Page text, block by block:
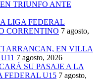
TRIUNFO ANTE
LIGA FEDERAL
CORRENTINO 7 agosto,
ARRANCAN, EN VILLA
7 agosto, 2026
SU PASAJE A LA
FEDERAL U15 7 agosto,